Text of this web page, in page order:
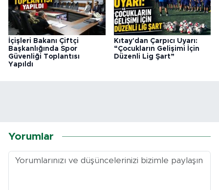
İçişleri Bakanı Çiftçi
Başkanlığında Spor
Güvenliği Toplantısı
Yapıldı
Kıtay'dan Çarpıcı Uyarı:
“Çocukların Gelişimi İçin
Düzenli Lig Şart”
Yorumlar